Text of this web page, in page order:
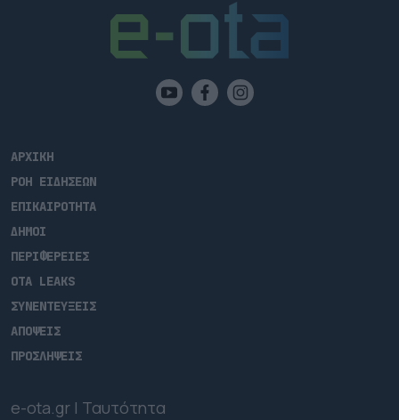
ΑΡΧΙΚΗ
ΡΟΗ ΕΙΔΗΣΕΩΝ
ΕΠΙΚΑΙΡΟΤΗΤΑ
ΔΗΜΟΙ
ΠΕΡΙΦΕΡΕΙΕΣ
OTA LEAKS
ΣΥΝΕΝΤΕΥΞΕΙΣ
ΑΠΟΨΕΙΣ
ΠΡΟΣΛΗΨΕΙΣ
e-ota.gr | Ταυτότητα